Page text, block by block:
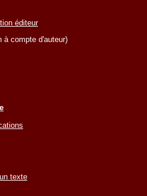
éditeur
à compte d'auteur)
texte